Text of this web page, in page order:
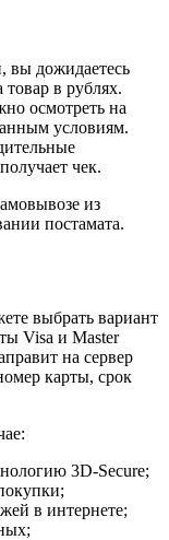
вы дожидаетесь
товар в рублях.
осмотреть на
условиям.
чек.
из
постамата.
выбрать вариант
Visa и Master
на сервер
карты, срок
3D-Secure;
в интернете;